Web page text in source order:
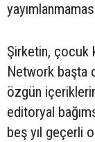
Şirketin, çocuk
Network başta
özgün
editoryal
beş yıl geçerli